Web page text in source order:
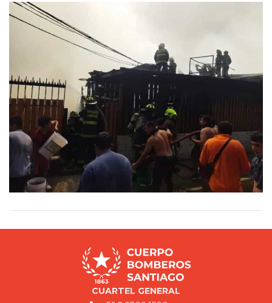
CUARTEL GENERAL